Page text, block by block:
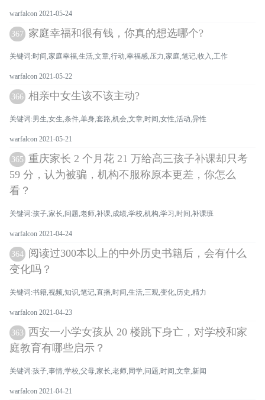
warfalcon 2021-05-24
367 家庭幸福和很有钱，你真的想选哪个?
关键词:时间,家庭幸福,生活,文章,行动,幸福感,压力,家庭,笔记,收入,工作
warfalcon 2021-05-22
366 相亲中女生该不该主动?
关键词:男生,女生,条件,单身,套路,机会,文章,时间,女性,活动,异性
warfalcon 2021-05-21
365 重庆家长 2 个月花 21 万给高三孩子补课却只考
59 分，认为被骗，机构不服称原本更差，你怎么
看？
关键词:孩子,家长,问题,老师,补课,成绩,学校,机构,学习,时间,补课班
warfalcon 2021-04-24
364 阅读过300本以上的中外历史书籍后，会有什么
变化吗？
关键词:书籍,视频,知识,笔记,直播,时间,生活,三观,变化,历史,精力
warfalcon 2021-04-23
363 西安一小学女孩从 20 楼跳下身亡，对学校和家
庭教育有哪些启示？
关键词:孩子,事情,学校,父母,家长,老师,同学,问题,时间,文章,新闻
warfalcon 2021-04-21